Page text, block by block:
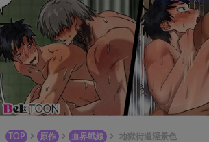
TOP 原作 血界戦線 地獄街道淫景色